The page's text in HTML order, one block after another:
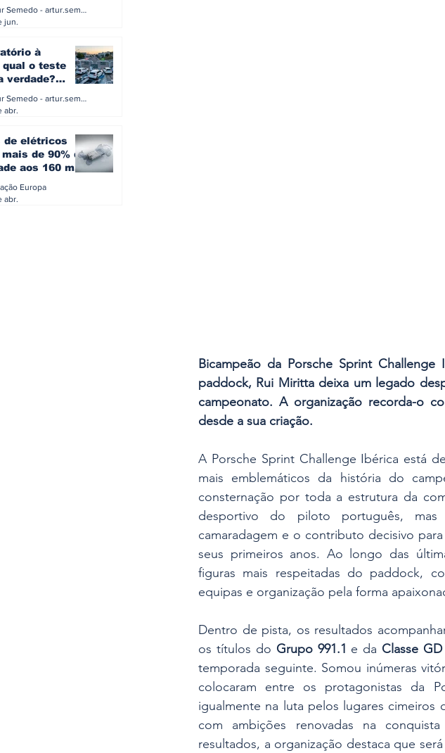
Artur Semedo - artur.semedo@publiracing.pt
jun.
à
qual o teste
verdade?
Artur Semedo - artur.semedo@publiracing.pt
abr.
de elétricos
de 90% da
aos 160 mil
Europa
abr.
Bicampeão da Porsche Sprint
paddock, Rui Miritta deixa um legado
campeonato. A organização recorda-o
desde a sua criação.
A Porsche Sprint Challenge Ibérica está
mais emblemáticos da história do
consternação por toda a estrutura da
desportivo do piloto português,
camaradagem e o contributo decisivo
seus primeiros anos. Ao longo das
figuras mais respeitadas do paddock,
equipas e organização pela forma
Dentro de pista, os resultados
os títulos do Grupo 991.1 e da Classe GD
temporada seguinte. Somou inúmeras
colocaram entre os protagonistas da
igualmente na luta pelos lugares cimeiros
com ambições renovadas na
resultados, a organização destaca que